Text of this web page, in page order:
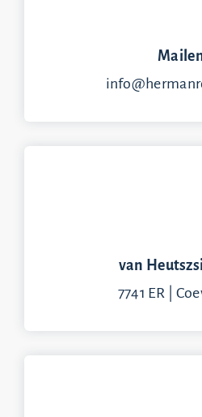
van
7741 ER |